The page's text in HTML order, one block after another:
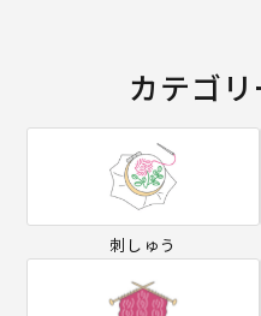
カテゴ
刺しゅう